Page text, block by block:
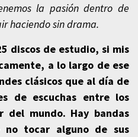
la pasión dentro de
haciendo sin drama.
discos de estudio, si mis
a lo largo de ese
clásicos que al día de
de escuchas entre los
del mundo. Hay bandas
tocar alguno de sus